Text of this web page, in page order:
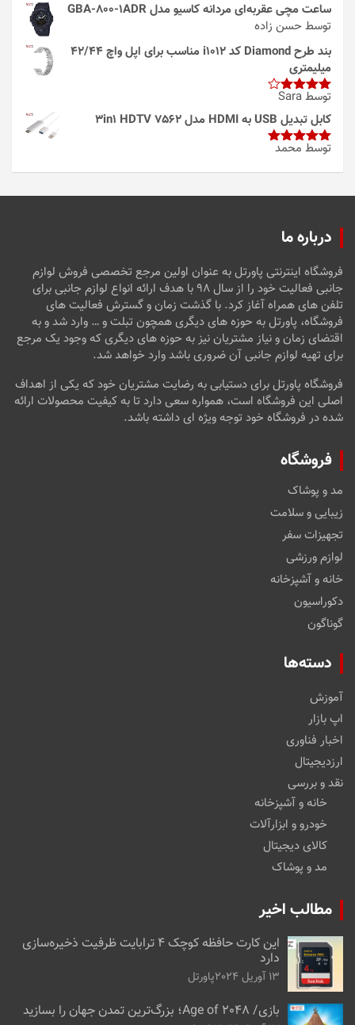
ساعت مچی عقربه‌ای مردانه کاسیو مدل GBA-800-1ADR
توسط حسن زاده
بند طرح Diamond کد i1012 مناسب برای اپل واچ 42/44
میلیمتری
امتیاز4
از 5
توسط Sara
کابل تبدیل USB به HDMI مدل 3in1 HDTV 7562
امتیاز5از
توسط محمد
درباره ما
فروشگاه اینترنتی پاورتل به عنوان اولین مرجع تخصصی فروش لوازم
جانبی فعالیت خود را از سال ۹۸ با هدف ارائه انواع لوازم جانبی برای
تلفن های همراه آغاز کرد. با گذشت زمان و گسترش فعالیت های
فروشگاه، پاورتل به حوزه های دیگری همچون تبلت و … وارد شد و به
اقتضای زمان و نیاز مشتریان نیز به حوزه های دیگری که وجود یک مرجع
برای تهیه لوازم جانبی آن ضروری باشد وارد خواهد شد.
فروشگاه پاورتل برای دستیابی به رضایت مشتریان خود که یکی از اهداف
اصلی این فروشگاه است، همواره سعی دارد تا به کیفیت محصولات ارائه
شده در فروشگاه خود توجه ویژه ای داشته باشد.
فروشگاه
مد و پوشاک
زیبایی و سلامت
تجهیزات سفر
لوازم ورزشی
خانه و آشپزخانه
دکوراسیون
گوناگون
دسته‌ها
آموزش
اپ بازار
اخبار فناوری
ارزدیجیتال
نقد و بررسی
خانه و آشپزخانه
خودرو و ابزارآلات
کالای دیجیتال
مد و پوشاک
مطالب اخیر
این کارت حافظه کوچک ۴ ترابایت ظرفیت ذخیره‌سازی
دارد
13 آوریل 2024 پاورتل
بازی/ Age of 2048؛ بزرگ‌ترین تمدن جهان را بسازید